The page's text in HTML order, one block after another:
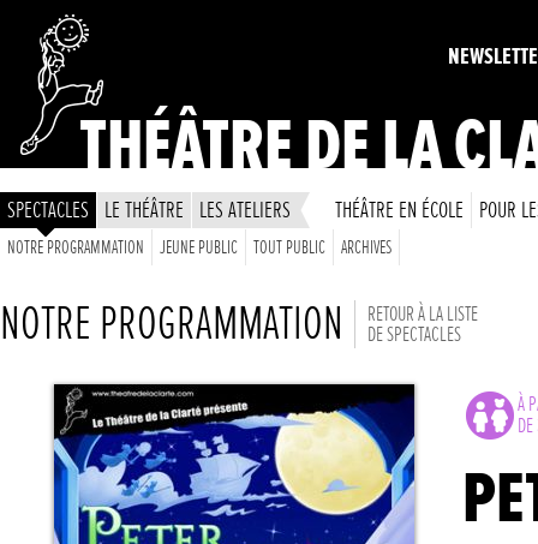
THÉÂTRE DE LA
SPECTACLES
NOTRE PROGRAMMATION JEUNE PUBLIC TOUT PUBLIC ARCHIVES
LE THÉÂTRE LES ATELIERS THÉÂTRE EN ÉCOLE POUR
NOTRE PROGRAMMATION RETOUR À LA LISTE
DE SPECTACLES
À